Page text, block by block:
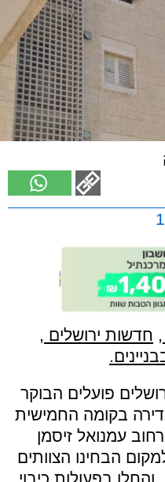
, חדשות ירושלים ,
פועלים הבוקר
בקומה החמישית
עמנואל זיסמן
הבחינו הצוותים
בפעולות כיבוי